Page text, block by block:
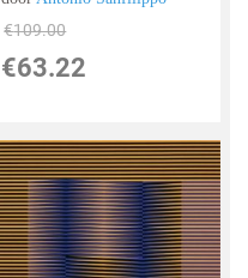
€109.00
€63.22